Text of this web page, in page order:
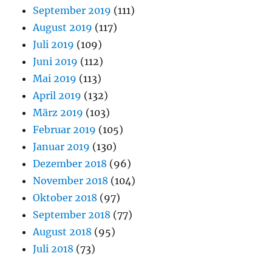
September 2019 (111)
August 2019 (117)
Juli 2019 (109)
Juni 2019 (112)
Mai 2019 (113)
April 2019 (132)
März 2019 (103)
Februar 2019 (105)
Januar 2019 (130)
Dezember 2018 (96)
November 2018 (104)
Oktober 2018 (97)
September 2018 (77)
August 2018 (95)
Juli 2018 (73)